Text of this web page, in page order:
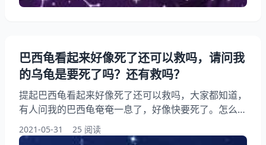
巴西龟看起来好像死了还可以救吗，请问我
的乌龟是要死了吗？还有救吗？
提起巴西龟看起来好像死了还可以救吗，大家都知道，
有人问我的巴西龟奄奄一息了，好像快要死了。怎么
办？另外，还有人想问巴西龟要死的时候,怎么救冶(最
简单的方法)。你知道这是怎么回事？其实巴西龟奄奄
2021-05-31 25 阅读